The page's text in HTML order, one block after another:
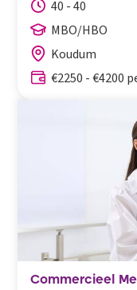
40 - 40
MBO/HBO
Koudum
€2250 - €4200
Commercieel